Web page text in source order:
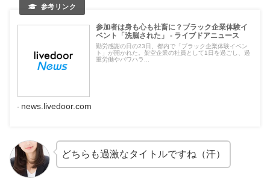
参加者は身も心も社畜に？ブラック企業体験イ
ベント「洗脳された」 - ライブドアニュース
勤労感謝の日の23日、都内で「ブラック企業体験イベン
ト」が開かれた。架空企業の社員として1日を過ごし、過
重労働やパワハラ...
news.livedoor.com
どちらも過激なタイトルですね（汗）